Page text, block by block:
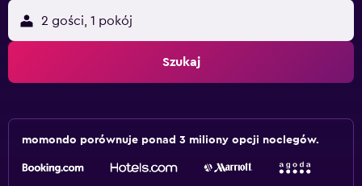
2 gości, 1 pokój
Szukaj
momondo porównuje ponad 3 miliony opcji noclegów.